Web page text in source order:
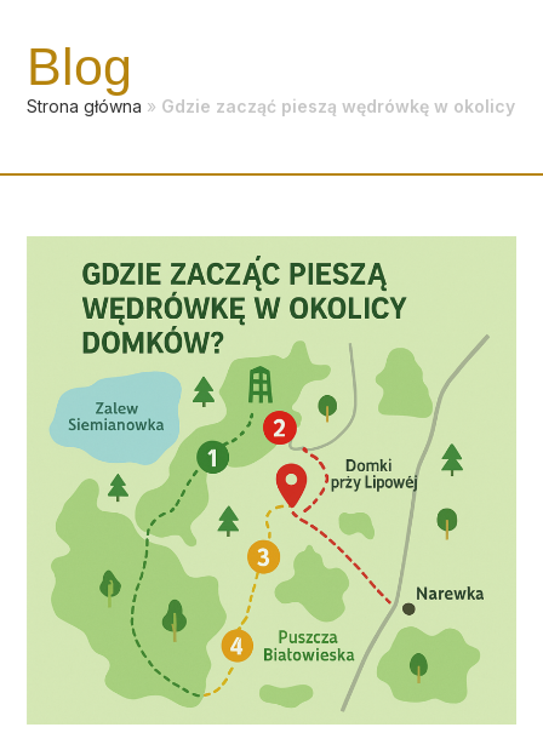
contentBlog
Strona główna » Gdzie zacząć pieszą wędrówkę w okolicy